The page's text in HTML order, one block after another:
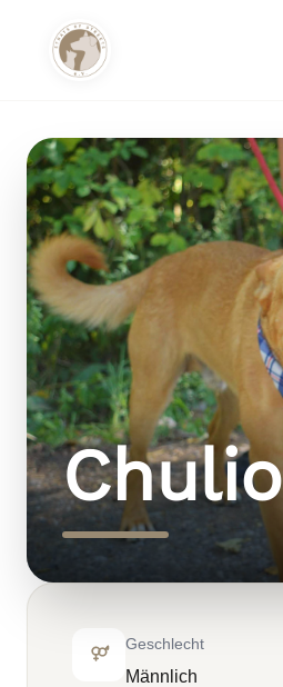
Chulio
Geschlecht
Männlich